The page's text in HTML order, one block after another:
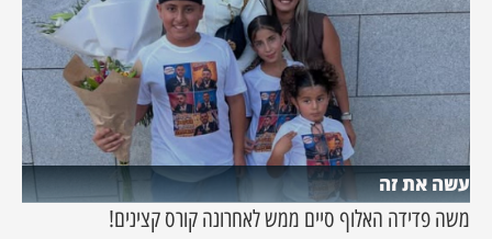
עשה את זה
משה פדידה האלוף סיים ממש לאחרונה קורס קצינים!